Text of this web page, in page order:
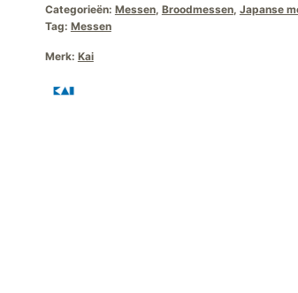
Categorieën: Messen, Broodmessen, Japanse
Tag: Messen
Merk: Kai